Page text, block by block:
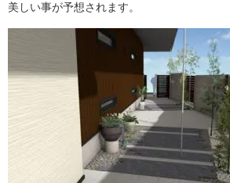
美しい事が予想されます。